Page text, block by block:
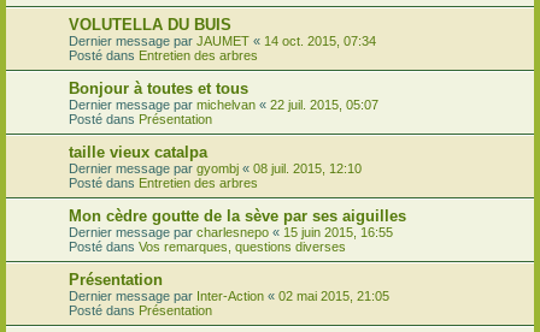
VOLUTELLA DU BUIS
Dernier message par JAUMET « 14 oct. 2015, 07:34
Posté dans Entretien des arbres
Bonjour à toutes et tous
Dernier message par michelvan « 22 juil. 2015, 05:07
Posté dans Présentation
taille vieux catalpa
Dernier message par gyombj « 08 juil. 2015, 12:10
Posté dans Entretien des arbres
Mon cèdre goutte de la sève par ses aiguilles
Dernier message par charlesnepo « 15 juin 2015, 16:55
Posté dans Vos remarques, questions diverses
Présentation
Dernier message par Inter-Action « 02 mai 2015, 21:05
Posté dans Présentation